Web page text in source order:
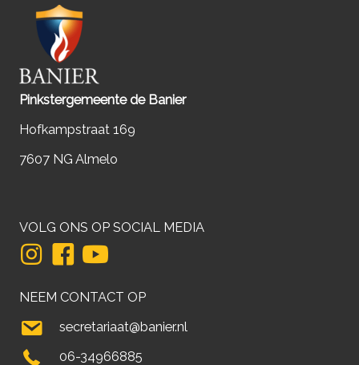
Pinkstergemeente de Banier
Hofkampstraat 169
7607 NG Almelo
VOLG ONS OP SOCIAL MEDIA
NEEM CONTACT OP
secretariaat@banier.nl
06-34966885